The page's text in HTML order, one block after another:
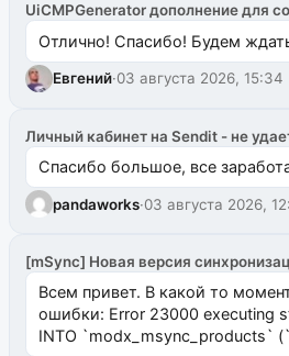
UiCMPGenerator дополнение для
Отлично! Спасибо! Будем
Евгений·03 августа 2026, 15:34
Личный кабинет на Sendit - не
Спасибо большое, все
pandaworks·03 августа 2026,
[mSync] Новая версия
Всем привет. В какой то
ошибки: Error 23000 executing
INTO `modx_msync_products`